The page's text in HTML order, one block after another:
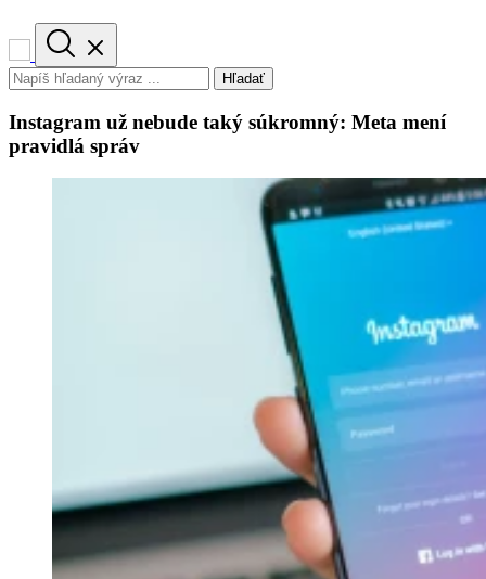
Hľadať
Instagram už nebude taký súkromný: Meta mení
pravidlá správ